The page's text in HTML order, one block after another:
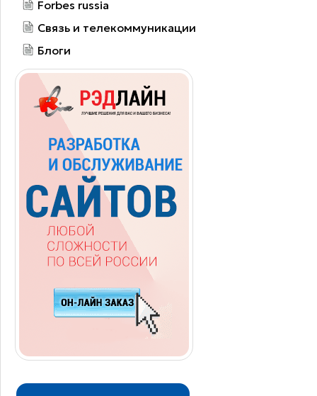
Forbes russia
Связь и телекоммуникации
Блоги